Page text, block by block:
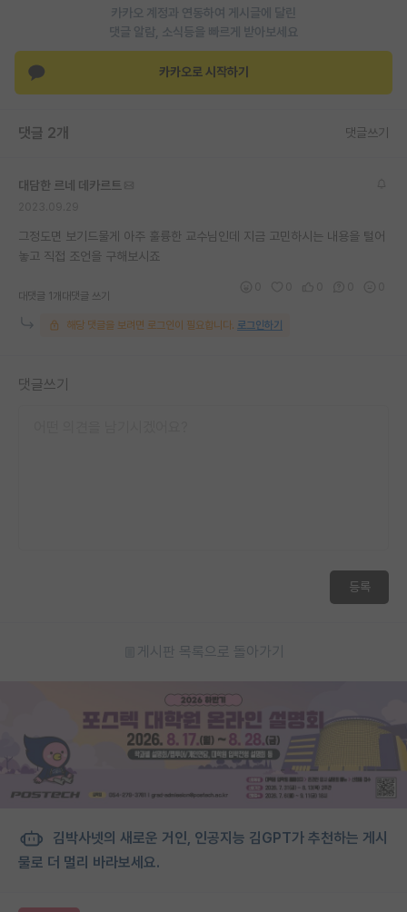
카카오 계정과 연동하여 게시글에 달린
댓글 알람, 소식등을 빠르게 받아보세요
카카오로 시작하기
댓글 2개 댓글쓰기
대담한 르네 데카르트
그정도면 보기드물게 아주 훌륭한 교수님인데 지금 고민하시는 내용을 털어
놓고 직접 조언을 구해보시죠
대댓글 1개 대댓글 쓰기
해당 댓글을 보려면 로그인이 필요합니다. 로그인하기
댓글쓰기
등록
게시판 목록으로 돌아가기
김박사넷의 새로운 거인, 인공지능 김GPT가 추천하는 게시
물로 더 멀리 바라보세요.